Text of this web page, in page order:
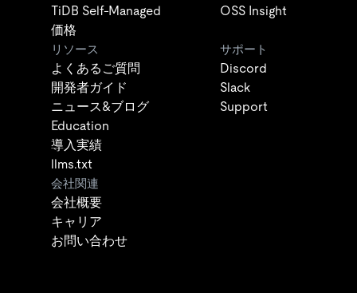
TiDB Self-Managed
価格
OSS Insight
リソース
よくあるご質問
開発者ガイド
ニュース&ブログ
Education
導入実績
llms.txt
サポート
Discord
Slack
Support
会社関連
会社概要
キャリア
お問い合わせ